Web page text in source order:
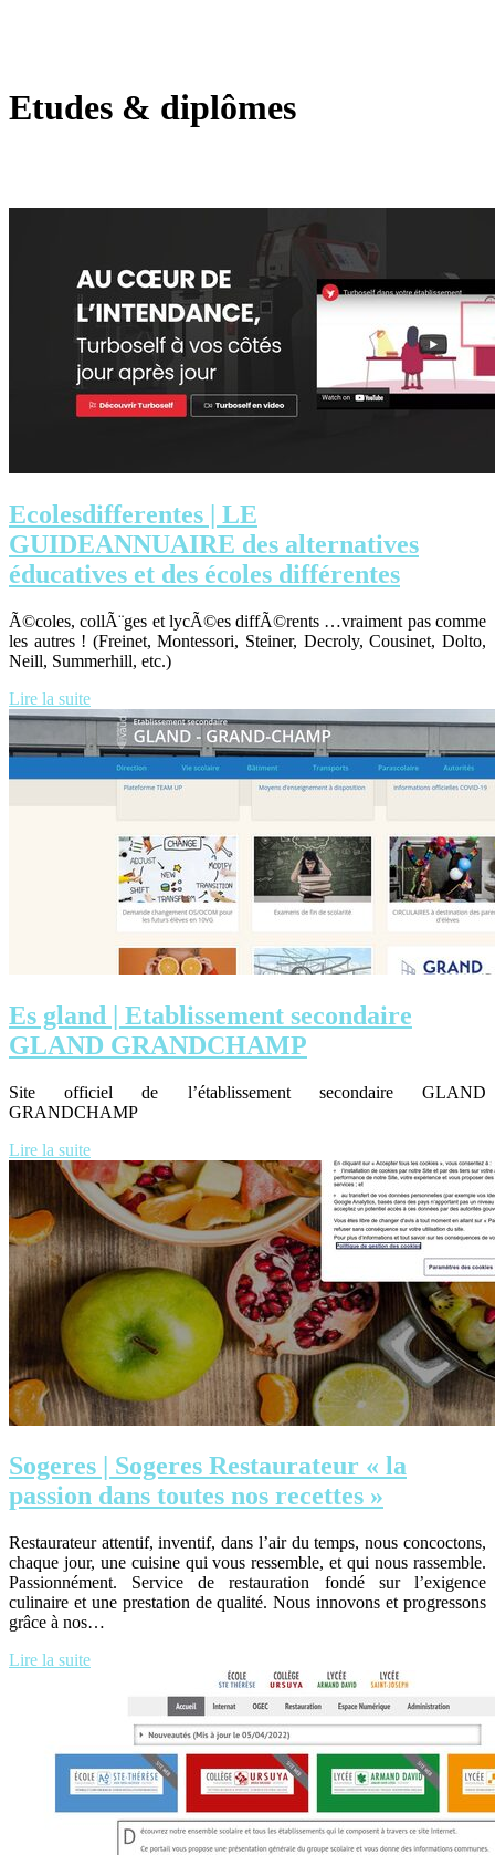
Etudes & diplômes
Ecoles­diffe­ren­tes | LE
GUIDEANNUAIRE des al­ter­nati­ves
éducatives et des écoles différentes
Ã©coles, collÃ¨ges et lycÃ©es diffÃ©rents …vraiment pas comme
les autres ! (Freinet, Montessori, Steiner, Decroly, Cousinet, Dolto,
Neill, Summerhill, etc.)
Lire la suite
Es gland | Etab­lis­se­ment secondaire
GLAND GRANDCHAMP
Site officiel de l’établissement secondaire GLAND
GRANDCHAMP
Lire la suite
Sogeres | Sogeres Restaura­teur « la
passion dans toutes nos recettes »
Restaurateur attentif, inventif, dans l’air du temps, nous concoctons,
chaque jour, une cuisine qui vous ressemble, et qui nous rassemble.
Passionnément. Service de restauration fondé sur l’exigence
culinaire et une prestation de qualité. Nous innovons et progressons
grâce à nos…
Lire la suite